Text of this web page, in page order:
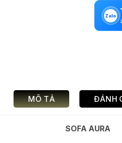
Zalo
MÔ TẢ ĐÁNH
SOFA AURA